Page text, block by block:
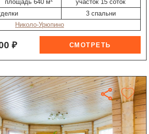
площадь 640 м
участок 15 соток
3 спальни
Николо-Урюпино
₽